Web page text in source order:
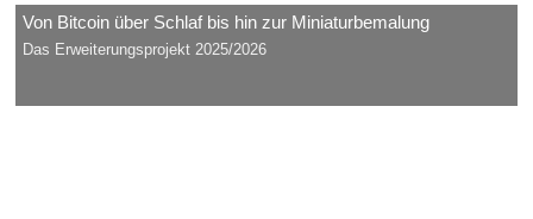
Von Bitcoin über Schlaf bis hin zur Miniaturbemalung
Das Erweiterungsprojekt 2025/2026